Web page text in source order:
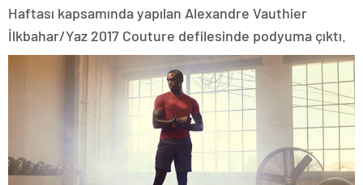
Haftası kapsamında yapılan Alexandre Vauthier
İlkbahar/Yaz 2017 Couture defilesinde podyuma çıktı.